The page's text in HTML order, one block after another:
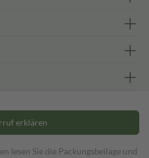
erklären
lesen Sie die Packungsbeilage und